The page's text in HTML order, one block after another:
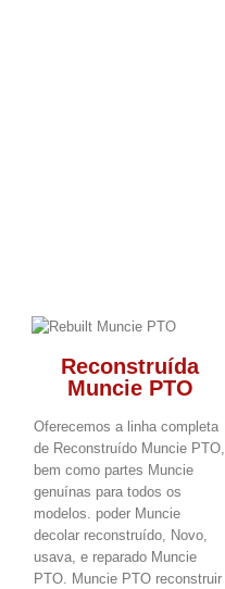
Reconstruída
Muncie PTO
Oferecemos a linha completa
de Reconstruído Muncie PTO,
bem como partes Muncie
genuínas para todos os
modelos. poder Muncie
decolar reconstruído, Novo,
usava, e reparado Muncie
PTO. Muncie PTO reconstruir